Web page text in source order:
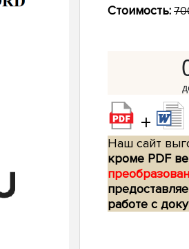
Стоимость:
+
Наш сайт
кроме PDF
работе с